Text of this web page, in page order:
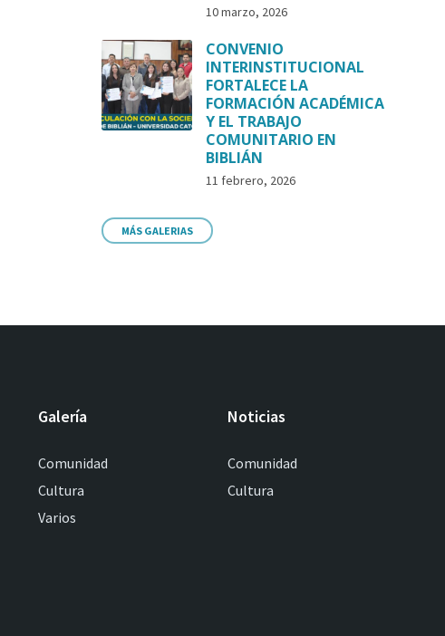
10 marzo, 2026
CONVENIO
INTERINSTITUCIONAL
FORTALECE LA
FORMACIÓN ACADÉMICA
Y EL TRABAJO
COMUNITARIO EN
BIBLIÁN
11 febrero, 2026
MÁS GALERIAS
Galería
Comunidad
Cultura
Varios
Noticias
Comunidad
Cultura